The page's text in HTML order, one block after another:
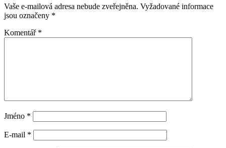
Vaše e-mailová adresa nebude zveřejněna. Vyžadované informace
jsou označeny *
Komentář *
Jméno *
E-mail *